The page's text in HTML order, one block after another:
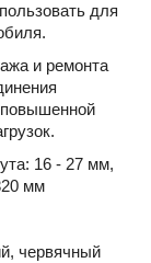
для
и ремонта
16 - 27 мм,
мм
червячный